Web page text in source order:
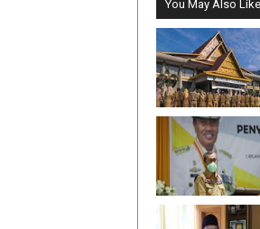
You May Also Like